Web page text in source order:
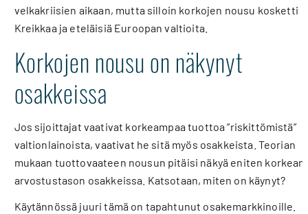
velkakriisien aikaan, mutta silloin korkojen nousu kosketti
Kreikkaa ja eteläisiä Euroopan valtioita.
Korkojen nousu on näkynyt
osakkeissa
Jos sijoittajat vaativat korkeampaa tuottoa ”riskittömistä”
valtionlainoista, vaativat he sitä myös osakkeista. Teorian
mukaan tuottovaateen nousun pitäisi näkyä eniten korkean
arvostustason osakkeissa. Katsotaan, miten on käynyt?
Käytännössä juuri tämä on tapahtunut osakemarkkinoille.